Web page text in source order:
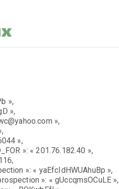
»,
»,
»,
»,
»: « 201.76.182.40 »,
»: « yaEfcIdHWUAhuBp »,
»: « gUccqmsOCuLE »,